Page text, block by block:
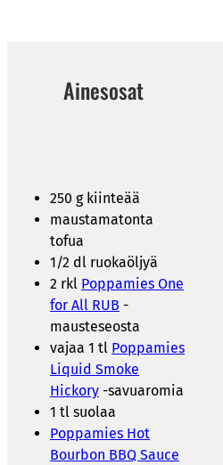
Ainesosat
250 g kiinteää
maustamatonta
tofua
1/2 dl ruokaöljyä
2 rkl Poppamies One
for All RUB -
mausteseosta
vajaa 1 tl Poppamies
Liquid Smoke
Hickory -savuaromia
1 tl suolaa
Poppamies Hot
Bourbon BBQ Sauce